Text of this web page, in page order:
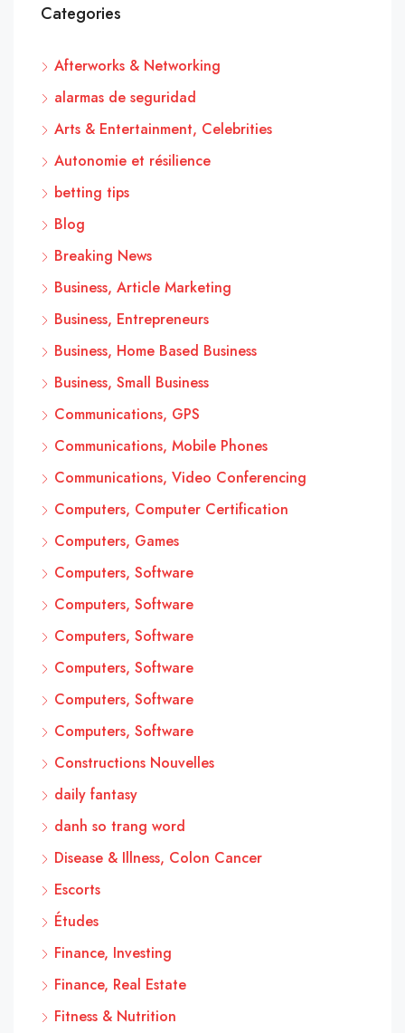
Categories
Afterworks & Networking
alarmas de seguridad
Arts & Entertainment, Celebrities
Autonomie et résilience
betting tips
Blog
Breaking News
Business, Article Marketing
Business, Entrepreneurs
Business, Home Based Business
Business, Small Business
Communications, GPS
Communications, Mobile Phones
Communications, Video Conferencing
Computers, Computer Certification
Computers, Games
Computers, Software
Computers, Software
Computers, Software
Computers, Software
Computers, Software
Computers, Software
Constructions Nouvelles
daily fantasy
danh so trang word
Disease & Illness, Colon Cancer
Escorts
Études
Finance, Investing
Finance, Real Estate
Fitness & Nutrition